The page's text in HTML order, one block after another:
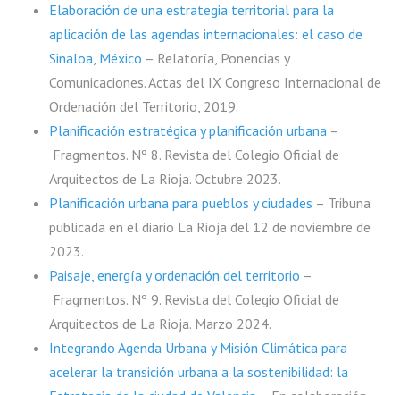
Elaboración de una estrategia territorial para la
aplicación de las agendas internacionales: el caso de
Sinaloa, México – Relatoría, Ponencias y
Comunicaciones. Actas del IX Congreso Internacional de
Ordenación del Territorio, 2019.
Planificación estratégica y planificación urbana –
Fragmentos. Nº 8. Revista del Colegio Oficial de
Arquitectos de La Rioja. Octubre 2023.
Planificación urbana para pueblos y ciudades – Tribuna
publicada en el diario La Rioja del 12 de noviembre de
2023.
Paisaje, energía y ordenación del territorio –
Fragmentos. Nº 9. Revista del Colegio Oficial de
Arquitectos de La Rioja. Marzo 2024.
Integrando Agenda Urbana y Misión Climática para
acelerar la transición urbana a la sostenibilidad: la